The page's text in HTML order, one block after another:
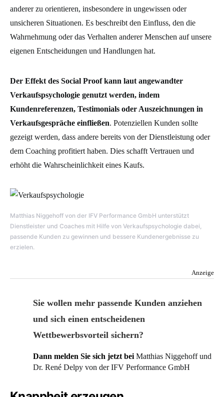
anderer zu orientieren, insbesondere in ungewissen oder
unsicheren Situationen. Es beschreibt den Einfluss, den die
Wahrnehmung oder das Verhalten anderer Menschen auf unsere
eigenen Entscheidungen und Handlungen hat.
Der Effekt des Social Proof kann laut angewandter
Verkaufspsychologie genutzt werden, indem
Kundenreferenzen, Testimonials oder Auszeichnungen in
Verkaufsgespräche einfließen. Potenziellen Kunden sollte
gezeigt werden, dass andere bereits von der Dienstleistung oder
dem Coaching profitiert haben. Dies schafft Vertrauen und
erhöht die Wahrscheinlichkeit eines Kaufs.
Matthias Niggehoff von der IFV Performance GmbH unterstützt
Dienstleister und Coaches mit Hilfe von Verkaufspsychologie dabei,
passende Kunden zu gewinnen und bessere Kundenergebnisse zu
erzielen.
Anzeige
Sie wollen mehr passende Kunden anziehen
und sich einen entscheidenen
Wettbewerbsvorteil sichern?
Dann melden Sie sich jetzt bei Matthias Niggehoff und
Dr. René Delpy von der IFV Performance GmbH